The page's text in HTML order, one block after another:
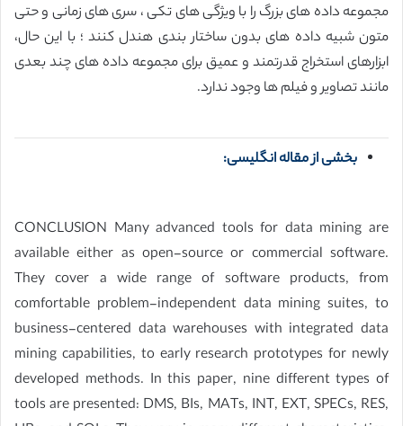
مجموعه داده های بزرگ را با ویژگی های تکی ، سری های زمانی و حتی
متون شبیه داده های بدون ساختار بندی هندل کنند ؛ با این حال،
ابزارهای استخراج قدرتمند و عمیق برای مجموعه داده های چند بعدی
مانند تصاویر و فیلم ها وجود ندارد.
بخشی از مقاله انگلیسی:
CONCLUSION Many advanced tools for data mining are
available either as open-source or commercial software.
They cover a wide range of software products, from
comfortable problem-independent data mining suites, to
business-centered data warehouses with integrated data
mining capabilities, to early research prototypes for newly
developed methods. In this paper, nine different types of
tools are presented: DMS, BIs, MATs, INT, EXT, SPECs, RES,